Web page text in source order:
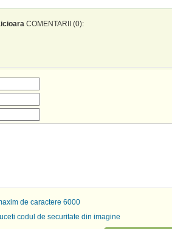
COMENTARII (0):
de caractere 6000
codul de securitate din imagine